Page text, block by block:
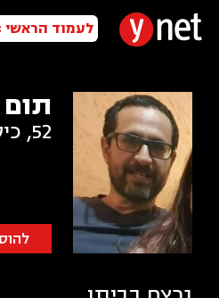
לעמוד הראשי
תום
52
,